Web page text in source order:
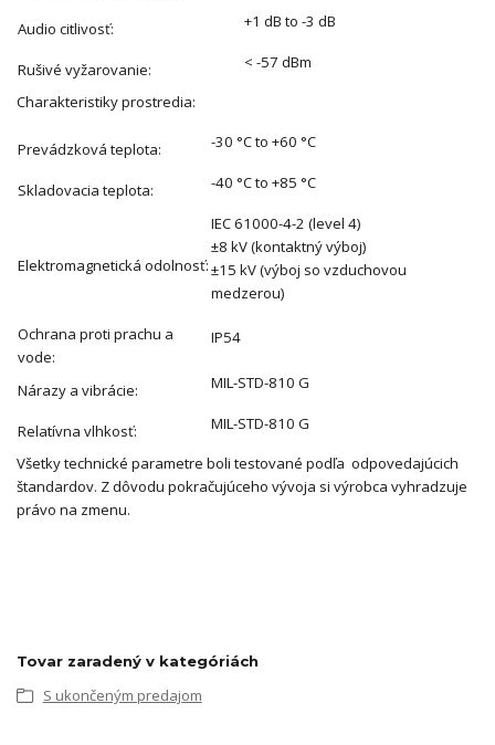
Audio citlivosť: +1 dB to -3 dB
Rušivé vyžarovanie:
< -57 dBm
Charakteristiky prostredia:
Prevádzková teplota: -30 °C to +60 °C
Skladovacia teplota: -40 °C to +85 °C
Elektromagnetická odolnosť:
IEC 61000-4-2 (level 4)
±8 kV (kontaktný výboj)
±15 kV (výboj so vzduchovou
medzerou)
Ochrana proti prachu a
vode:
IP54
Nárazy a vibrácie: MIL-STD-810 G
Relatívna vlhkosť:
MIL-STD-810 G
Všetky technické parametre boli testované podľa odpovedajúcich
štandardov. Z dôvodu pokračujúceho vývoja si výrobca vyhradzuje
právo na zmenu.
Tovar zaradený v kategóriách
S ukončeným predajom